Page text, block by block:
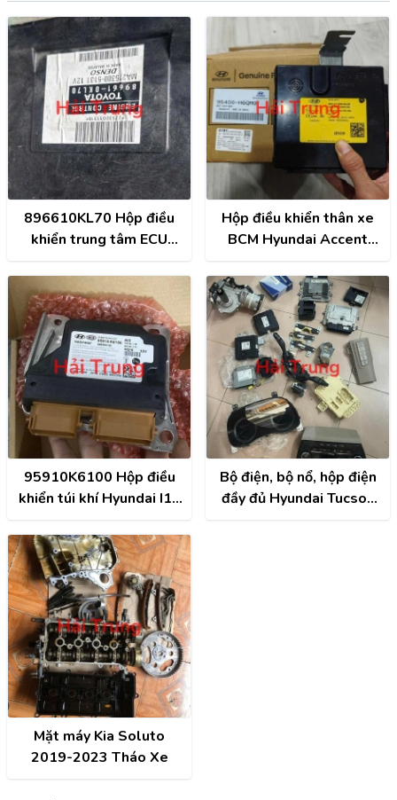
896610KL70 Hộp điều
khiển trung tâm ECU
Hộp điều khiển thân xe
BCM Hyundai Accent
95400H6QM0
95910K6100 Hộp điều
khiển túi khí Hyundai I10
Bộ điện, bộ nổ, hộp điện
đầy đủ Hyundai Tucson
Mặt máy Kia Soluto
2019-2023 Tháo Xe